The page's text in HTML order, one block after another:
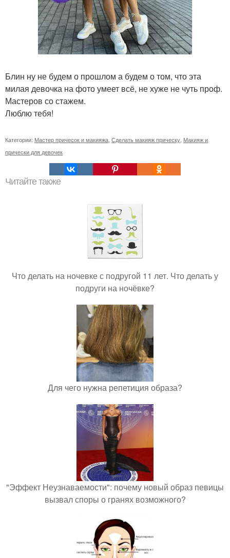
Блин ну не будем о прошлом а будем о том, что эта
милая девочка на фото умеет всё, не хуже не чуть проф.
Мастеров со стажем.
Люблю тебя!
Категории: Мастер причесок и макияжа Сделать макияж прическу Макияж и
прически для девочек
Читайте также
Что делать на ночевке с подругой 11 лет. Что делать у
подруги на ночёвке?
Для чего нужна репетиция образа?
"Эффект Неузнаваемости": почему новый образ певицы
вызвал споры о гранях возможного?